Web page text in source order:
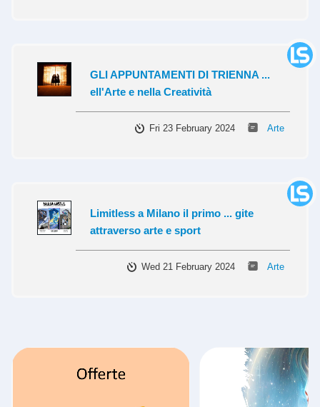
GLI APPUNTAMENTI DI TRIENNA ...
ell'Arte e nella Creatività
Fri 23 February 2024 Arte
Limitless a Milano il primo ... gite
attraverso arte e sport
Wed 21 February 2024 Arte